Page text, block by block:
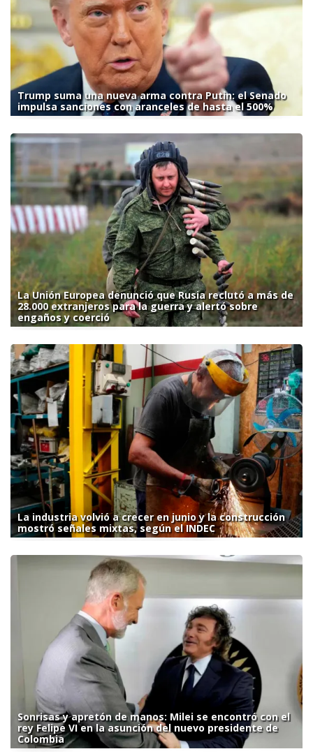
Trump suma una nueva arma contra Putin: el Senado
impulsa sanciones con aranceles de hasta el 500%
La Unión Europea denunció que Rusia reclutó a más de
28.000 extranjeros para la guerra y alertó sobre
engaños y coerció
La industria volvió a crecer en junio y la construcción
mostró señales mixtas, según el INDEC
Sonrisas y apretón de manos: Milei se encontró con el
rey Felipe VI en la asunción del nuevo presidente de
Colombia